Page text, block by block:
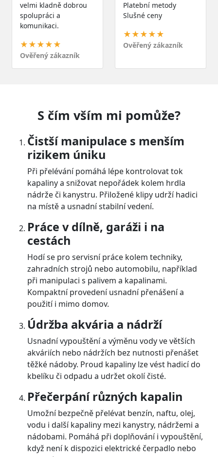
velmi kladně dobrou
spolupráci a
komunikaci.
★★★★★
Ověřený zákazník
Platební metody
Slušné ceny
★★★★★
Ověřený zákazník
S čím vším mi pomůže?
Čistší manipulace s menším
rizikem úniku
Při přelévání pomáhá lépe kontrolovat tok
kapaliny a snižovat nepořádek kolem hrdla
nádrže či kanystru. Přiložené klipy udrží hadici
na místě a usnadní stabilní vedení.
Práce v dílně, garáži i na
cestách
Hodí se pro servisní práce kolem techniky,
zahradních strojů nebo automobilu, například
při manipulaci s palivem a kapalinami.
Kompaktní provedení usnadní přenášení a
použití i mimo domov.
Údržba akvária a nádrží
Usnadní vypouštění a výměnu vody ve větších
akváriích nebo nádržích bez nutnosti přenášet
těžké nádoby. Proud kapaliny lze vést hadicí do
kbelíku či odpadu a udržet okolí čisté.
Přečerpání různých kapalin
Umožní bezpečně přelévat benzín, naftu, olej,
vodu i další kapaliny mezi kanystry, nádržemi a
nádobami. Pomáhá při doplňování i vypouštění,
když není k dispozici elektrické čerpadlo nebo